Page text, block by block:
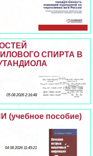
СПИРТА В
05 08 2026 2:16:48
пособие)
04 08 2026 11:45:21